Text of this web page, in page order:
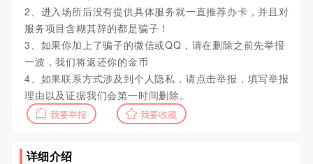
2、进入场所后没有提供具体服务就一直推荐办卡，并且对
服务项目含糊其辞的都是骗子！
3、如果你加上了骗子的微信或QQ，请在删除之前先举报
一波，我们将返还你的金币
4、如果联系方式涉及到个人隐私，请点击举报，填写举报
理由以及证据我们会第一时间删除。
我要举报 我要收藏
详细介绍